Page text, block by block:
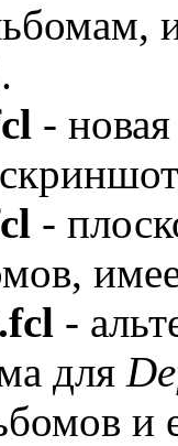
-
-
-
для
и